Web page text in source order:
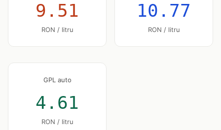
9.51
RON / litru
10.77
RON / litru
GPL auto
4.61
RON / litru